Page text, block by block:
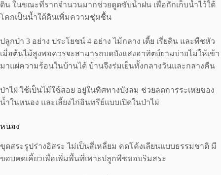
ดิน ในขณะที่รากจำนวนมากช่วยดูดซับน้ำฝน เพื่อกักเก็บน้ำไว้ใต้
โคกเป็นน้ำใต้ดินเพิ่มความชุ่มชื้น
ปลูกป่า 3 อย่าง ประโยชน์ 4 อย่าง ไม้กลาง เตี้ย เรี่ยดิน และพืชหัว
เมื่อต้นไม้สูงพอควรจะสามารถบดบังแสงอาทิตย์ยามบ่ายไม่ให้เข้า
มาแผ่ความร้อนในบ้านได้ บ้านจึงร่มเย็นทั้งกลางวันและกลางคืน
ป่าไผ่ ใช้เป็นไม้ใช้สอย อยู่ในทิศทางบังลม ช่วยลดการระเหยของ
น้ำในหนอง และเลี้ยงไก่อินทรีย์แบบเปิดในป่าไผ่
หนอง
ขุดสระรูปร่างอิสระ ไม่เป็นสี่เหลี่ยม คดโค้งเลียนแบบธรรมชาติ มี
ขอบคดเคี้ยวเพื่อเพิ่มพื้นที่เพาะปลูกพืชขอบริมสระ